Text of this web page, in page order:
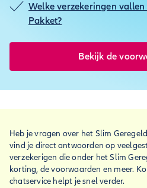
Welke verzekeringen
Pakket?
Bekijk de
Heb je vragen over het Slim
vind je direct antwoorden op
verzekerigen die onder het Slim
korting, de voorwaarden en meer.
chatservice helpt je snel verder.